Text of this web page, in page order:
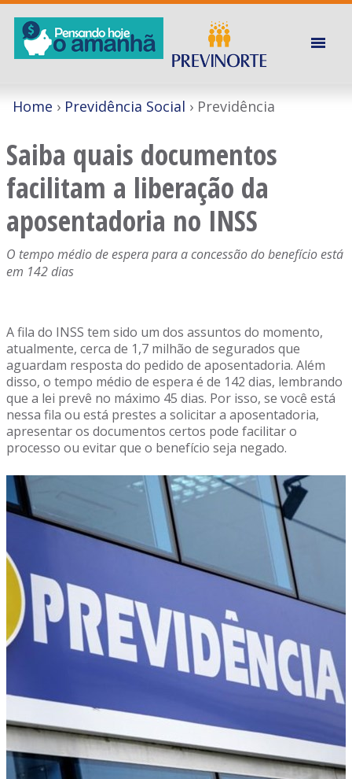
Home Previdência Social Previdência
Saiba quais documentos
facilitam a liberação da
aposentadoria no INSS
O tempo médio de espera para a concessão do benefício está
em 142 dias
A fila do INSS tem sido um dos assuntos do momento,
atualmente, cerca de 1,7 milhão de segurados que
aguardam resposta do pedido de aposentadoria. Além
disso, o tempo médio de espera é de 142 dias, lembrando
que a lei prevê no máximo 45 dias. Por isso, se você está
nessa fila ou está prestes a solicitar a aposentadoria,
apresentar os documentos certos pode facilitar o
processo ou evitar que o benefício seja negado.